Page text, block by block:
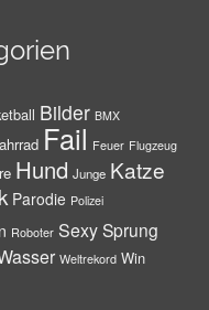
Bilder BMX
Fail Feuer Flugzeug
Hund Junge Katze
Parodie Polizei
Roboter SexySprung
Weltrekord Win